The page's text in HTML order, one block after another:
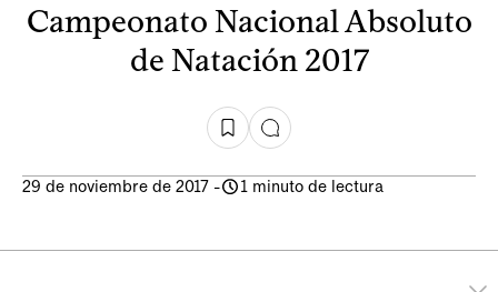
Campeonato Nacional Absoluto
de Natación 2017
29 de noviembre de 2017 - 1 minuto de lectura